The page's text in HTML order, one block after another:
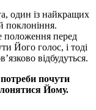
один із найкращих
поклоніння.
положення перед
Його голос, і тоді
відбудуться.
почути
Йому.